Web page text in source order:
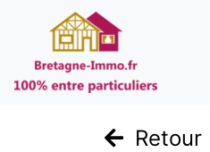
Retour